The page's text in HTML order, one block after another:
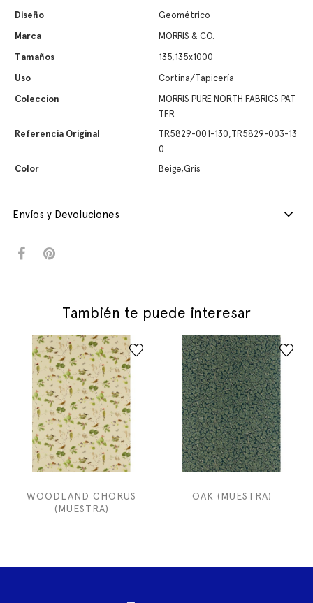
Diseño
Geométrico
Marca
MORRIS & CO.
Tamaños
135,135x1000
Uso
Cortina/Tapicería
Coleccion
MORRIS PURE NORTH FABRICS PAT
TER
Referencia Original
TR5829-001-130,TR5829-003-13
0
Color
Beige,Gris
Envíos y Devoluciones
También te puede interesar
WOODLAND CHORUS
(MUESTRA)
OAK (MUESTRA)